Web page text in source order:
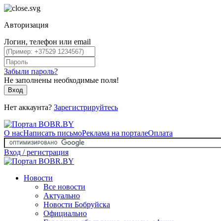
Авторизация
Логин, телефон или email
Забыли пароль?
Не заполнены необходимые поля!
Вход
Нет аккаунта? Зарегистрируйтесь
О насНаписать письмоРеклама на порталеОплата
Вход / регистрация
Новости
Все новости
Актуально
Новости Бобруйска
Официально